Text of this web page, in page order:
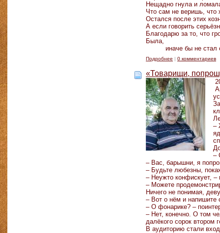
Нещадно гнула и
Что сам не веришь, что
Остался после этих
А если говорить
Благодарю за то, что
Была,
иначе бы не стал
Подробнее | 0 комментариев
«Товарищи,
–
–
– Вас, барышни, я
– Будьте любезны,
– Неужто конфискует,
– Можете
Ничего не понимая,
– Вот о нём и напишите
– О фонарике? –
– Нет, конечно. О том
далёкого сорок втором
В аудиторию стали